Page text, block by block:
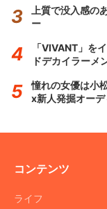
上質で没入感
ー
「VIVANT」を
ドデカイラーメ
憧れの女優は小
x新人発掘オー
コンテンツ
ライフ